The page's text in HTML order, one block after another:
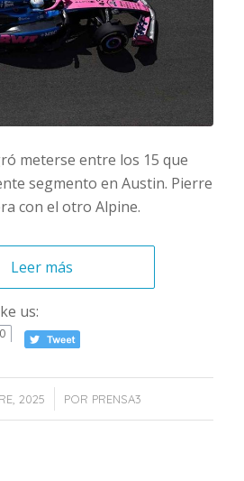
meterse entre los 15 que
segmento en Austin. Pierre
con el otro Alpine.
Leer más
us:
0
2025 POR PRENSA3